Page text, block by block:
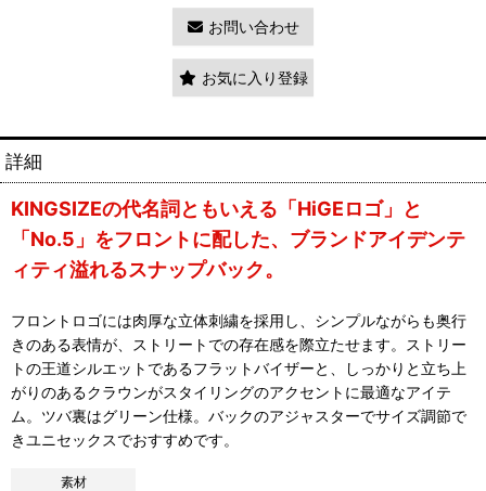
お問い合わせ
お気に入り登録
詳細
KINGSIZEの代名詞ともいえる「HiGEロゴ」と
「No.5」をフロントに配した、ブランドアイデンテ
ィティ溢れるスナップバック。
フロントロゴには肉厚な立体刺繍を採用し、シンプルながらも奥行
きのある表情が、ストリートでの存在感を際立たせます。ストリー
トの王道シルエットであるフラットバイザーと、しっかりと立ち上
がりのあるクラウンがスタイリングのアクセントに最適なアイテ
ム。ツバ裏はグリーン仕様。バックのアジャスターでサイズ調節で
きユニセックスでおすすめです。
素材